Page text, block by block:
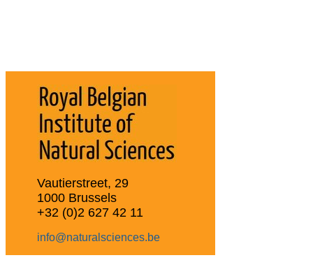
Vautierstreet, 29
1000 Brussels
+32 (0)2 627 42 11
info@naturalsciences.be